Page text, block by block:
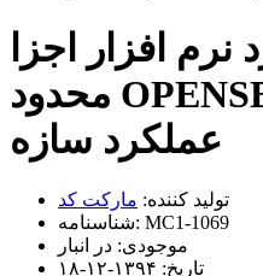
نرم افزار اجزا
محدود OPENSEES در ارزیابی
عملکرد سازه
تولید کننده: مارکت کد
شناسنامه: MC1-1069
موجودی: در انبار
تاریخ: ۱۳۹۴-۱۲-۱۸